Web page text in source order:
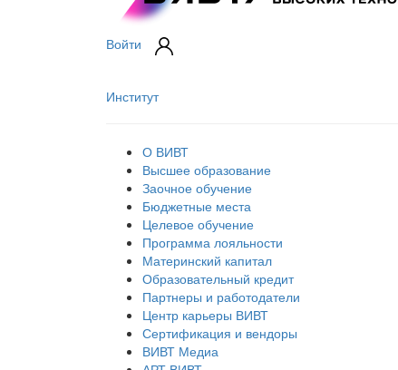
Войти
Институт
О ВИВТ
Высшее образование
Заочное обучение
Бюджетные места
Целевое обучение
Программа лояльности
Материнский капитал
Образовательный кредит
Партнеры и работодатели
Центр карьеры ВИВТ
Сертификация и вендоры
ВИВТ Медиа